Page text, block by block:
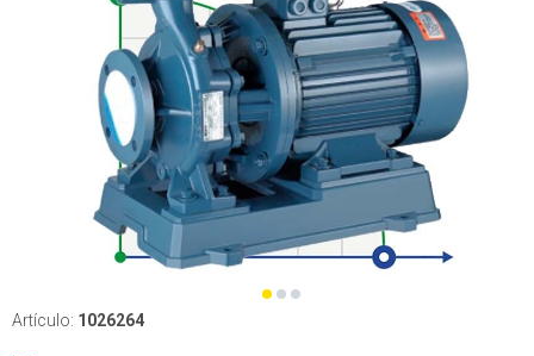
Artículo: 1026264